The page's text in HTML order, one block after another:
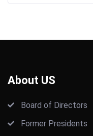
About US
Board of Directors
Former Presidents